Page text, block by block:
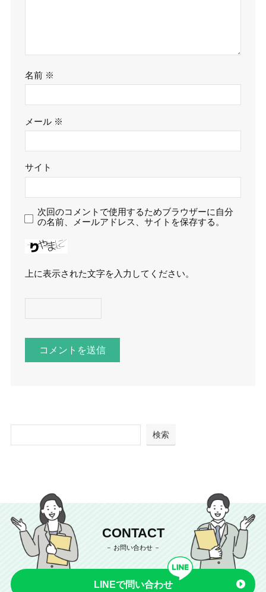
名前 ※
メール ※
サイト
次回のコメントで使用するためブラウザーに自分
の名前、メールアドレス、サイトを保存する。
上に表示された文字を入力してください。
検索
CONTACT
お問い合わせ
LINEで問い合わせ